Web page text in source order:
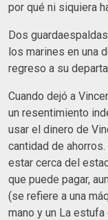
por qué ni siquiera
Dos
los marines en una
regreso a su
Cuando dejó a
un resentimiento
usar el dinero de
cantidad de
estar cerca del
que puede pagar,
(se refiere a una
mano y un La